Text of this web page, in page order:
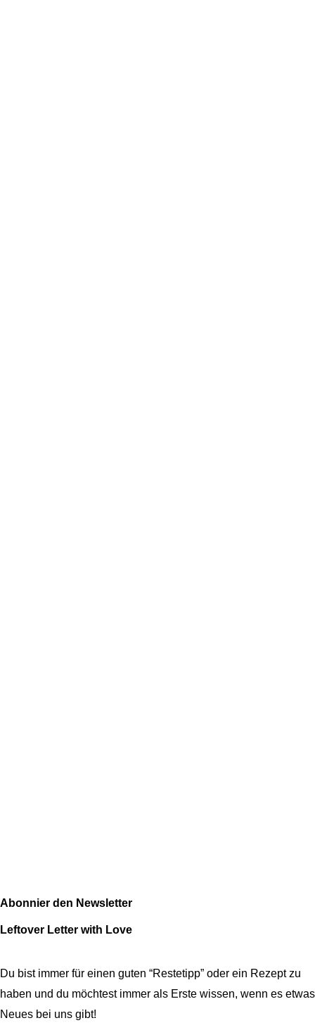
Abonnier den Newsletter
Leftover Letter with Love
Du bist immer für einen guten “Restetipp” oder ein Rezept zu
haben und du möchtest immer als Erste wissen, wenn es etwas
Neues bei uns gibt!